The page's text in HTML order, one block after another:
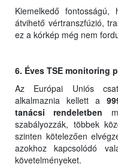
Kiemelkedő
átvihető vértranszfúzió,
ez a kórkép még nem
6. Éves TSE monitoring
Az Európai Uniós
alkalmaznia kellett a
tanácsi rendeletben
szabályozzák, többek
szinten kötelezően
azokhoz kapcsolódó
követelményeket.